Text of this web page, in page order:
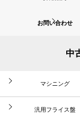
お問い合わせ
中
マシニング
汎用フライス盤